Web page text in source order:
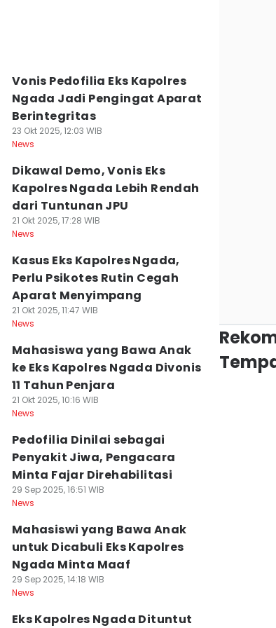
Vonis Pedofilia Eks Kapolres
Ngada Jadi Pengingat Aparat
Berintegritas
23 Okt 2025, 12:03 WIB
News
Dikawal Demo, Vonis Eks
Kapolres Ngada Lebih Rendah
dari Tuntunan JPU
21 Okt 2025, 17:28 WIB
News
Kasus Eks Kapolres Ngada,
Perlu Psikotes Rutin Cegah
Aparat Menyimpang
21 Okt 2025, 11:47 WIB
News
Mahasiswa yang Bawa Anak
ke Eks Kapolres Ngada Divonis
11 Tahun Penjara
21 Okt 2025, 10:16 WIB
News
Pedofilia Dinilai sebagai
Penyakit Jiwa, Pengacara
Minta Fajar Direhabilitasi
29 Sep 2025, 16:51 WIB
News
Mahasiswi yang Bawa Anak
untuk Dicabuli Eks Kapolres
Ngada Minta Maaf
29 Sep 2025, 14:18 WIB
News
Eks Kapolres Ngada Dituntut